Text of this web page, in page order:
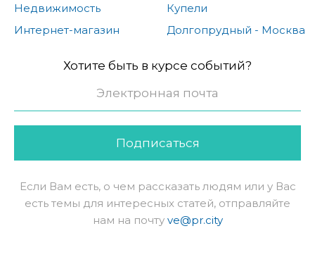
Недвижимость
Интернет-магазин
Купели
Долгопрудный - Москва
Хотите быть в курсе событий?
Подписаться
Если Вам есть, о чем рассказать людям или у Вас
есть темы для интересных статей, отправляйте
нам на почту ve@pr.city